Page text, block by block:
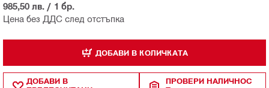
Цена без ДДС след отстъпка
985,50 лв. / 1 бр.
ДОБАВИ В КОЛИЧКАТА
ДОБАВИ В
ПРОВЕРИ НАЛИЧНОС